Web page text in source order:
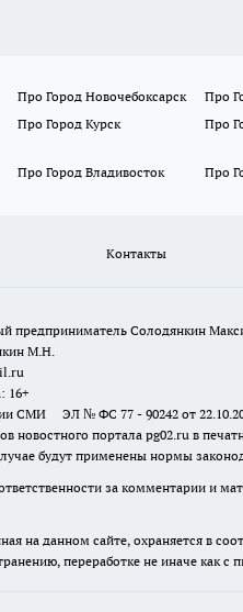
Про Город Новочебоксарск Про
Про Город Курск Про
Про Город Владивосток Про
Контакты
предприниматель Солодянкин
М.Н.
16+
СМИ ЭЛ № ФС 77 - 90242 от
новостного портала pg02.ru в
будут применены нормы
за комментарии и
на данном сайте, охраняется в
переработке не иначе как с